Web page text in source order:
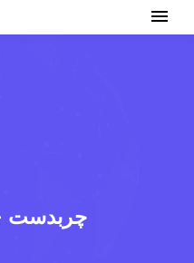
çerbdest - چربدست